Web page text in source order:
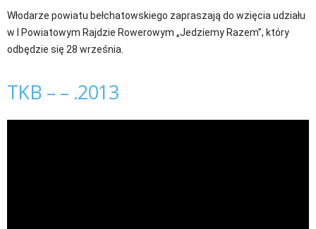
Włodarze powiatu bełchatowskiego zapraszają do wzięcia udziału
w I Powiatowym Rajdzie Rowerowym „Jedziemy Razem”, który
odbędzie się 28 września.
TKB – – .2013